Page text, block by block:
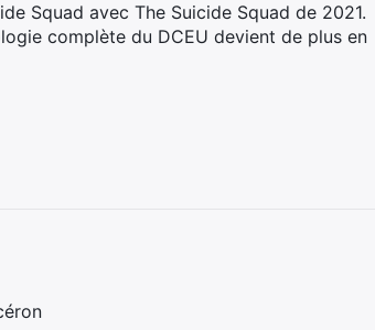
Squad avec The Suicide Squad de 2021.
complète du DCEU devient de plus en